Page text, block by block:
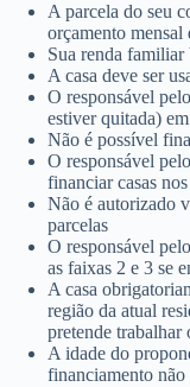
A parcela do seu
orçamento
Sua renda familiar
A casa deve ser
O responsável
estiver quitada)
Não é possível
O responsável
financiar casas
Não é autorizado
parcelas
O responsável
as faixas 2 e 3 se
A casa
região da atual
pretende trabalhar
A idade do
financiamento não